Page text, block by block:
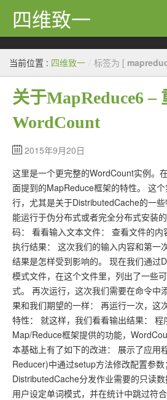
四维致一
Java
大数据
Python
Scala
GoLang
工程
Bug
Tricks
想法
当前位置 : 四维致一 / 标签为 [
关于MapReduce6 –
WordCount
2015年9月20日
这里是一个更完整的WordCount实例。
面提到的MapReduce框架的特性。 这
行，尤其是关于DistributedCache的一
能运行于伪分布式或者完全分布式安装
码： 看看输入文本文件： 查看文件的
执行结果： 这次我们的输入内容和第一
结果是怎样受到影响的。 现在我们通过
模式文件，在这个文件里，列出了一些
式。 再次运行，这次我们需要在命令中
果和我们期望的一样： 再运行一次，这
特性： 就这样，我们看看输出结果：
Map/Reduce框架提供的功能，
本基础上有了如下的改进： 展示了应用
Reducer)中通过setup方法修改配置参
DistributedCache分发作业需要的只读
用户设定单词模式，并在统计中跳过符